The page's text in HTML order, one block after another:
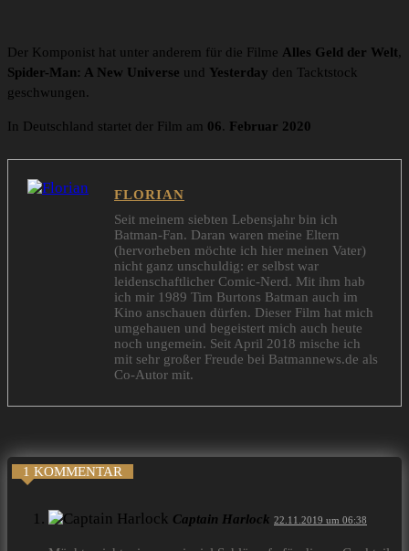
Der Komponist hat unter anderem für die Filme Alles Geld der Welt,
Spider-Man: A New Universe und Yesterday den Tacktstock
geschwungen.
In Deutschland startet der Film am 06. Februar 2020
FLORIAN
Seit meinem siebten Lebensjahr bin ich
Batman-Fan. Daran waren meine Eltern
(hervorheben möchte ich hier meinen Vater)
nicht ganz unschuldig: er selbst war
leidenschaftlicher Comic-Nerd. Mit ihm hab
ich mir 1989 Tim Burtons Batman auch im
Kino anschauen dürfen. Dieser Film hat mich
umgehauen und begeistert mich auch heute
noch ungemein. Seit April 2018 mische ich
mit sehr großer Freude bei Batmannews.de als
Co-Autor mit.
1 KOMMENTAR
Captain Harlock 22.11.2019 um 06:38